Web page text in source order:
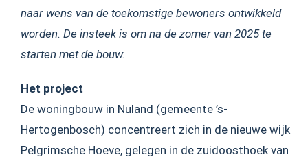
naar wens van de toekomstige bewoners ontwikkeld
worden. De insteek is om na de zomer van 2025 te
starten met de bouw.
Het project
De woningbouw in Nuland (gemeente ’s-
Hertogenbosch) concentreert zich in de nieuwe wijk
Pelgrimsche Hoeve, gelegen in de zuidoosthoek van